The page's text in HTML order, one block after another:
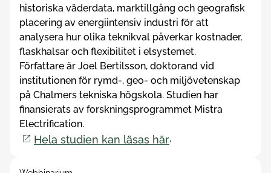
historiska väderdata, marktillgång och geografisk
placering av energiintensiv industri för att
analysera hur olika teknikval påverkar kostnader,
flaskhalsar och flexibilitet i elsystemet.
Författare är Joel Bertilsson, doktorand vid
institutionen för rymd-, geo- och miljövetenskap
på Chalmers tekniska högskola. Studien har
finansierats av forskningsprogrammet Mistra
Electrification.
Hela studien kan läsas här.